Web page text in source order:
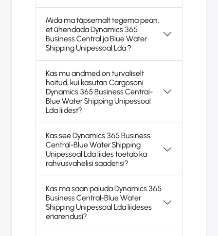
Mida ma täpsemalt tegema pean,
et ühendada Dynamics 365
Business Central ja Blue Water
Shipping Unipessoal Lda ?
Kas mu andmed on turvaliselt
hoitud, kui kasutan Cargosoni
Dynamics 365 Business Central-
Blue Water Shipping Unipessoal
Lda liidest?
Kas see Dynamics 365 Business
Central-Blue Water Shipping
Unipessoal Lda liides toetab ka
rahvusvahelisi saadetisi?
Kas ma saan paluda Dynamics 365
Business Central-Blue Water
Shipping Unipessoal Lda liideses
eriarendusi?